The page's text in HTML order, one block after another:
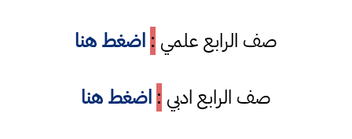
صف الرابع علمي : اضغط هنا
صف الرابع ادبي : اضغط هنا